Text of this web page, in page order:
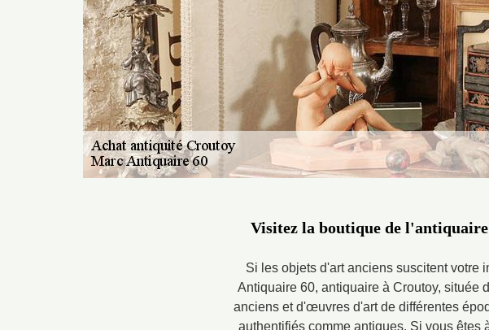
Visitez la boutique de
Si les objets d'art anciens suscitent votre
Antiquaire 60, antiquaire à Croutoy, située
anciens et d'œuvres d'art de différentes
authentifiés comme antiques. Si vous êtes